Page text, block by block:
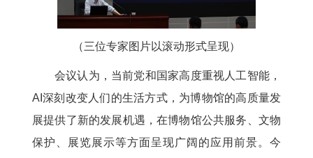
（三位专家图片以滚动形式呈现）
会议认为，当前党和国家高度重视人工智能，
AI深刻改变人们的生活方式，为博物馆的高质量发
展提供了新的发展机遇，在博物馆公共服务、文物
保护、展览展示等方面呈现广阔的应用前景。今